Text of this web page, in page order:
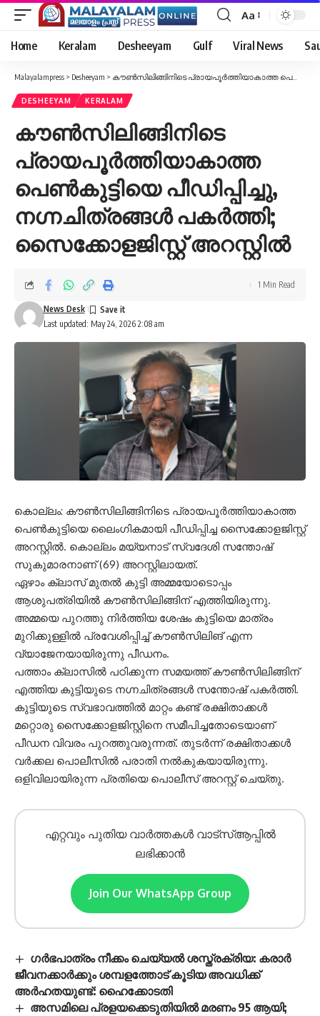
Font
Resizer
Aa
Home Keralam Desheeyam Gulf Viral News
Malayalampress > Desheeyam > കൗൺസിലിങ്ങിനിടെ പ്രായപൂർത്തിയാകാത്ത പെൺകുട്ടിയെ പീഡിപ്പിച്ചു, നഗ്നചിത്രങ്ങൾ പകർത്തി; സൈക്കോളജിസ്റ്റ് അറസ്റ്റിൽ
DESHEEYAM KERALAM
കൗൺസിലിങ്ങിനിടെ
പ്രായപൂർത്തിയാകാത്ത
പെൺകുട്ടിയെ പീഡിപ്പിച്ചു,
നഗ്നചിത്രങ്ങൾ പകർത്തി;
സൈക്കോളജിസ്റ്റ് അറസ്റ്റിൽ
Last updated: May 24, 2026 2:08 am
News Desk
1 Min Read
കൊല്ലം: കൗൺസിലിങ്ങിനിടെ പ്രായപൂർത്തിയാകാത്ത
പെൺകുട്ടിയെ ലൈംഗികമായി പീഡിപ്പിച്ച സൈക്കോളജിസ്റ്റ്
അറസ്റ്റിൽ. കൊല്ലം മയ്യനാട് സ്വദേശി സന്തോഷ്
സുകുമാരനാണ് (69) അറസ്റ്റിലായത്.
ഏഴാം ക്ലാസ് മുതൽ കുട്ടി അമ്മയോടൊപ്പം
ആശുപത്രിയിൽ കൗൺസിലിങ്ങിന് എത്തിയിരുന്നു.
അമ്മയെ പുറത്തു നിർത്തിയ ശേഷം കുട്ടിയെ മാത്രം
മുറിക്കുള്ളിൽ പ്രവേശിപ്പിച്ച് കൗൺസിലിങ് എന്ന
വ്യാജേനയായിരുന്നു പീഡനം.
പത്താം ക്ലാസിൽ പഠിക്കുന്ന സമയത്ത് കൗൺസിലിങ്ങിന്
എത്തിയ കുട്ടിയുടെ നഗ്നചിത്രങ്ങൾ സന്തോഷ് പകർത്തി.
കുട്ടിയുടെ സ്വഭാവത്തിൽ മാറ്റം കണ്ട് രക്ഷിതാക്കൾ
മറ്റൊരു സൈക്കോളജിസ്റ്റിനെ സമീപിച്ചതോടെയാണ്
പീഡന വിവരം പുറത്തുവരുന്നത്. തുടർന്ന് രക്ഷിതാക്കൾ
വർക്കല പൊലീസിൽ പരാതി നൽകുകയായിരുന്നു.
ഒളിവിലായിരുന്ന പ്രതിയെ പൊലീസ് അറസ്റ്റ് ചെയ്തു.
എറ്റവും പുതിയ വാർത്തകൾ വാട്സ്ആപ്പിൽ
ലഭിക്കാൻ
Join Our WhatsApp Group
ഗർഭപാത്രം നീക്കം ചെയ്യൽ ശസ്ത്രക്രിയ: കരാർ
ജീവനക്കാർക്കും ശമ്പളത്തോട് കൂടിയ അവധിക്ക്
അർഹതയുണ്ട്: ഹൈക്കോടതി
അസമിലെ പ്രളയക്കെടുതിയില്‍ മരണം 95 ആയി;